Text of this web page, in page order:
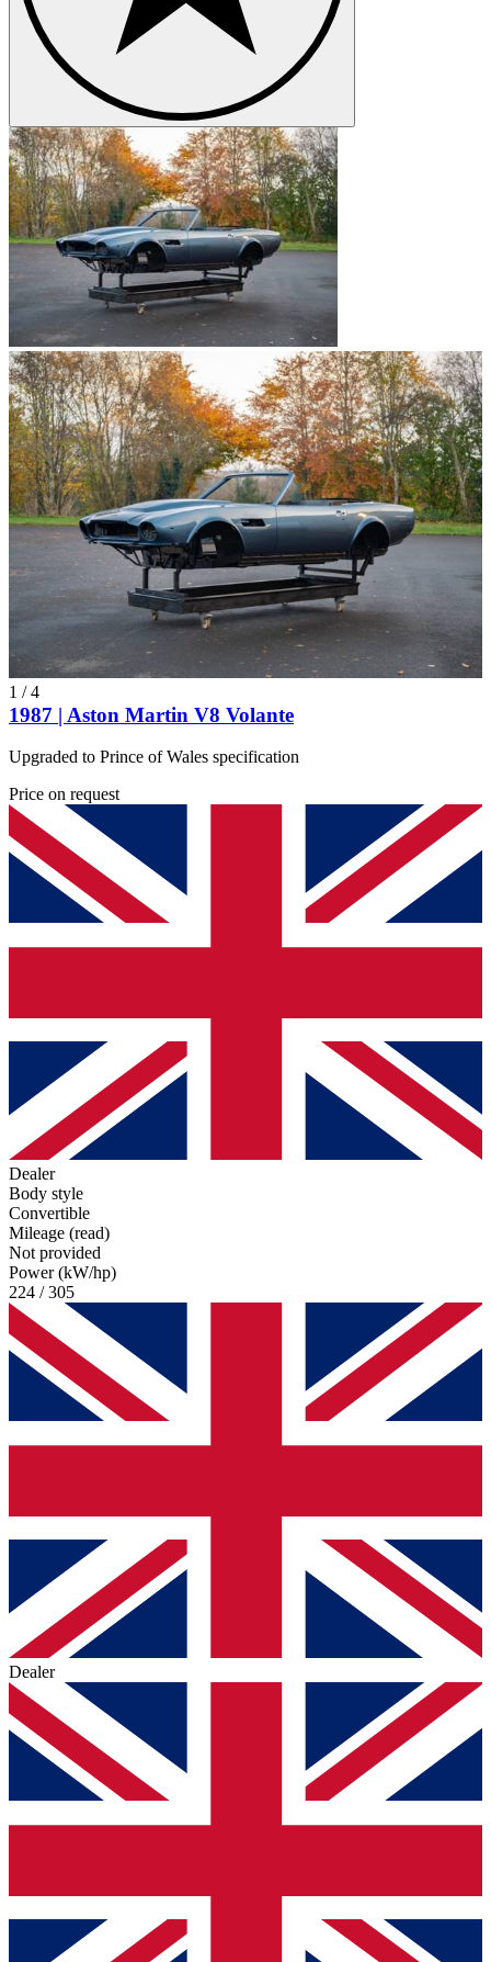
1 /4
1987 | Aston Martin V8 Volante
Upgraded to Prince of Wales specification
Price on request
Dealer
Body style
Convertible
Mileage (read)
Not provided
Power (kW/hp)
224 / 305
Dealer